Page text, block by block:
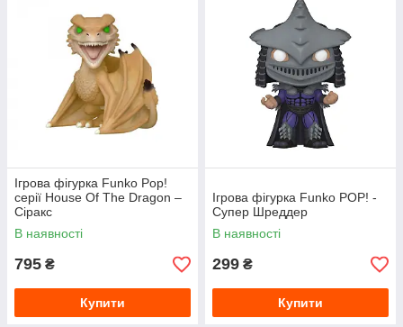
Ігрова фігурка Funko Pop!
серії House Of The Dragon –
Сіракс
В наявності
795 ₴
Купити
Ігрова фігурка Funko POP! -
Супер Шреддер
В наявності
299 ₴
Купити